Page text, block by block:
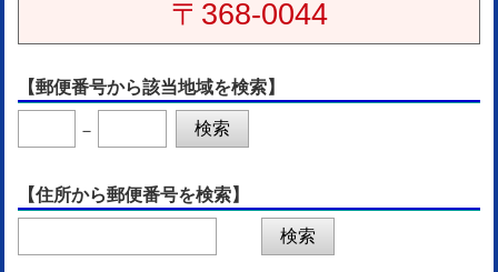
〒368-0044
【郵便番号から該当地域を検索】
－
【住所から郵便番号を検索】